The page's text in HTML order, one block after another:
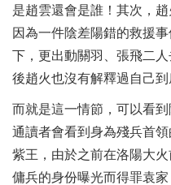
是趙雲還會是誰！其次，
因為一件陰差陽錯的救援
下，更出動關羽、張飛二
後趙火也沒有解釋過自己到
而就是這一情節，可以看
通讀者會看到身為殘兵首
紫王，由於之前在洛陽大
傭兵的身份曝光而得罪袁